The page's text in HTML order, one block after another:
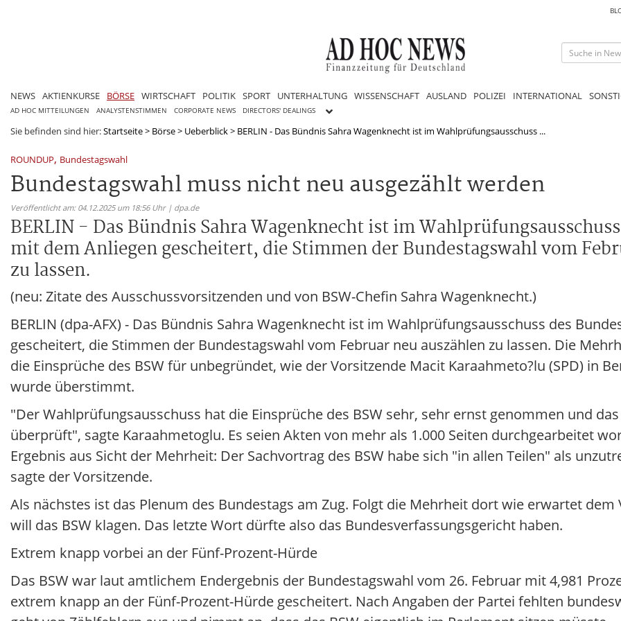
NEWS AKTIENKURSE BÖRSE WIRTSCHAFT POLITIK SPORT UNTERHALTUNG WISSENSCHAFT AUSLAND POLIZEI INTERNATIONAL
AD HOC MITTEILUNGEN ANALYSTENSTIMMEN CORPORATE NEWS DIRECTORS' DEALINGS
Sie befinden sind hier:Startseite> Börse> Ueberblick> BERLIN - Das Bündnis Sahra Wagenknecht ist im Wahlprüfungsausschuss ...
ROUNDUP, Bundestagswahl
Bundestagswahl muss nicht neu ausgezählt werden
Veröffentlicht am: 04.12.2025 um 18:56 Uhr | dpa.de
BERLIN - Das Bündnis Sahra Wagenknecht ist im
mit dem Anliegen gescheitert, die Stimmen der Bundestagswahl vom
zu lassen.
(neu: Zitate des Ausschussvorsitzenden und von BSW-Chefin Sahra Wagenknecht.)
BERLIN (dpa-AFX) - Das Bündnis Sahra Wagenknecht ist im Wahlprüfungsausschuss des
gescheitert, die Stimmen der Bundestagswahl vom Februar neu auszählen zu lassen. Die
die Einsprüche des BSW für unbegründet, wie der Vorsitzende Macit Karaahmeto?lu (SPD) in
wurde überstimmt.
"Der Wahlprüfungsausschuss hat die Einsprüche des BSW sehr, sehr ernst genommen und
überprüft", sagte Karaahmetoglu. Es seien Akten von mehr als 1.000 Seiten durchgearbeitet
Ergebnis aus Sicht der Mehrheit: Der Sachvortrag des BSW habe sich "in allen Teilen" als
sagte der Vorsitzende.
Als nächstes ist das Plenum des Bundestags am Zug. Folgt die Mehrheit dort wie erwartet dem
will das BSW klagen. Das letzte Wort dürfte also das Bundesverfassungsgericht haben.
Extrem knapp vorbei an der Fünf-Prozent-Hürde
Das BSW war laut amtlichem Endergebnis der Bundestagswahl vom 26. Februar mit 4,981
extrem knapp an der Fünf-Prozent-Hürde gescheitert. Nach Angaben der Partei fehlten